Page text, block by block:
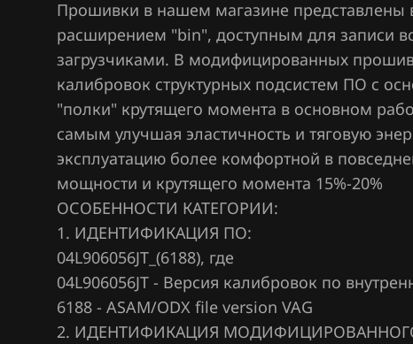
Chrysler
Citroen
Dacia
Daewoo
DAF
Derways
Dodge
Dongfeng
Exeed
Extreme moto
Marelli IAW7GV
Simos 10xx
Simos 11xx
Simos 12xx
Simos 16xx
Simos 3xx
Simos 7xx
Прошивки в нашем магазине
расширением "bin", доступным для записи
загрузчиками. В модифицированных
калибровок структурных подсистем ПО с
"полки" крутящего момента в основном
самым улучшая эластичность и тяговую
эксплуатацию более комфортной в
мощности и крутящего момента 15%-20%
ОСОБЕННОСТИ КАТЕГОРИИ:
1. ИДЕНТИФИКАЦИЯ ПО:
04L906056JT_(6188), где
04L906056JT - Версия калибровок по
6188 - ASAM/ODX file version VAG
2. ИДЕНТИФИКАЦИЯ